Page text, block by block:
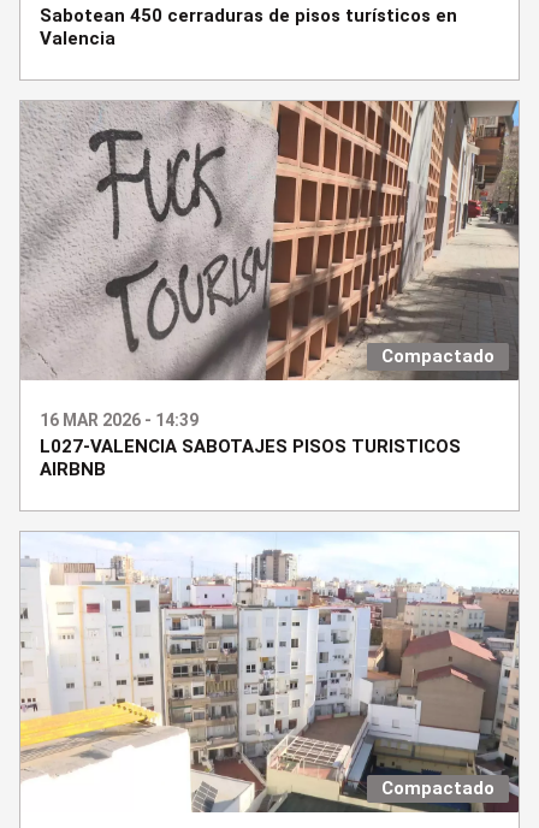
Sabotean 450 cerraduras de pisos turísticos en
Valencia
Compactado
16 MAR 2026 - 14:39
L027-VALENCIA SABOTAJES PISOS TURISTICOS
AIRBNB
Compactado